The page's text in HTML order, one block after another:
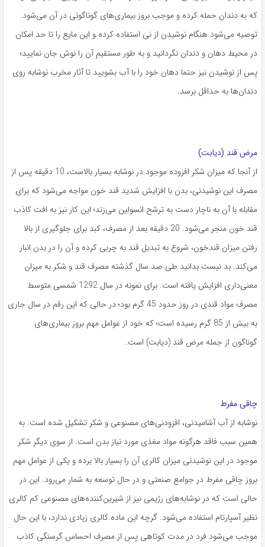
که به دندان حمله کرده و موجب بروز بیماری‌های گوناگونی در آن می‌شود.
توصیه می‌شود هنگام نوشیدن از نی استفاده کرده و این مایع را تا حد امکان
در محیط دهان و دندان نگردانید و به طور مستقیم آن را نوش جان نمایید؛
پس از نوشیدن نیز حتما دهان خود را با آب بشویید تا آثار مخرب نوشابه روی
دندان‌ها به حداقل برسد.
مرض قند (دیابت)
از آنجا که میزان شکر افزوده موجود در نوشابه بسیار بالاست، 10 دقیقه پس از
مصرف این نوشیدنی، بدن با افزایش شدید قند خون مواجه می‌شود که برای
مقابله با آن به ناچار دست به ترشح انسولین می‌زند؛ این کار نیز به افت کاذب
قند خون منجر می‌شود. 20 دقیقه بعد از مصرف، کبد برای جلوگیری از بالا
رفتن میزان قندخون، شروع به تبدیل قند به چربی کرده و آن را در بدن انبار
می‌کند. بد نیست بدانید طی صد سال گذشته مصرف قند و شکر به میزان
معنی‌داری افزایش یافته است. برای نمونه در سال 1292 شمسی متوسط
مصرف مواد قندی در روز حدود 45 گرم بود؛ در حالی که این رقم در سال جاری
به بیش از 85 گرم رسیده است؛ که خود از عوامل مهم بروز بیماری‌های
گوناگون از جمله مرض قند (دیابت) است.
چاقی مفرط
نوشابه از آب آشامیدنی، افزودنی‌های مصنوعی و شکر تشکیل شده است. به
همین سبب فاقد هرگونه مواد مغذی مورد نیاز بدن است. از سوی دیگر شکر
موجود در این نوشیدنی میزان کالری آن را بسیار بالا برده و یکی از عوامل مهم
بروز چاقی مفرط در جوامع صنعتی و در حال توسعه به شمار می‌رود. این در
حالی است که در نوشابه‌های رژیمی نیز از شیرین‌کننده‌های مصنوعی کم کالری
نظیر آسپارتام استفاده می‌شود. گرچه این ماده کالری زیادی ندارد، با این حال
موجب می‌شود فرد در مدت کوتاهی پس از مصرف احساس گرسنگی کاذب